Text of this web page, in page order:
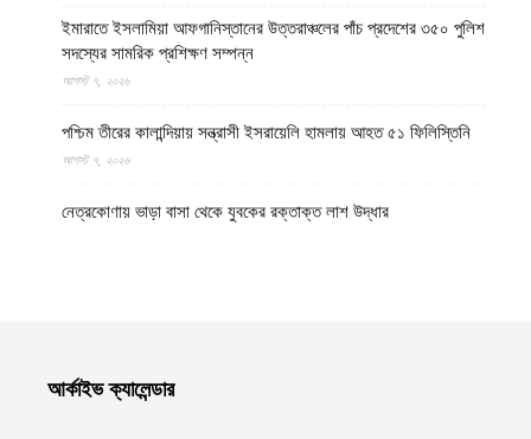
ইমারাতে ইসলামিয়া আফগানিস্তানের উত্তরাঞ্চলের পাঁচ প্রদেশের ৩৫০ পুলিশ
সদস্যের সামরিক প্রশিক্ষণ সম্পন্ন
আগস্ট ৭, ২০২৬
পশ্চিম তীরের কালান্দিয়ায় সন্ত্রাসী ইসরায়েলি হামলায় আহত ৫১ ফিলিস্তিনি
আগস্ট ৭, ২০২৬
নেত্রকোণায় ভাড়া বাসা থেকে যুবকের রক্তাক্ত লাশ উদ্ধার
আগস্ট ৭, ২০২৬
শুক্রাণুর অস্তিত্ব মিলেছে, মৃত্যুর আগে খুনিদের ফাঁসি দেখতে চান তনুর মা
আর্কাইভ ক্যালেন্ডার